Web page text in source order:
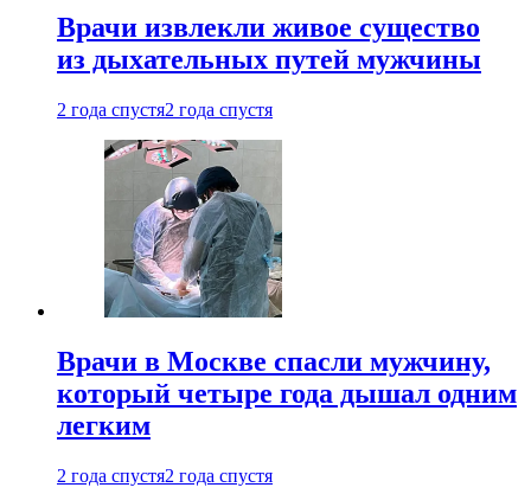
Врачи извлекли живое существо
из дыхательных путей мужчины
2 года спустя2 года спустя
Врачи в Москве спасли мужчину,
который четыре года дышал одним
легким
2 года спустя2 года спустя